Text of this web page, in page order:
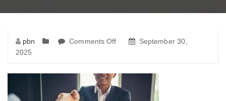
pbn Comments Off
thanh-
toan-
nhap-
September 30,
2025